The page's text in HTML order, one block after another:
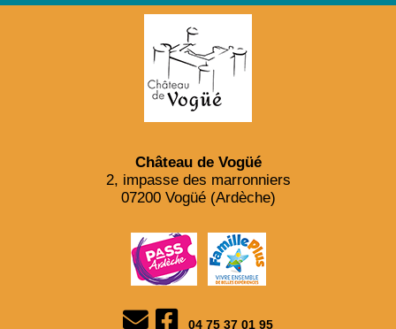
Château de Vogüé
2, impasse des marronniers
07200 Vogüé (Ardèche)
04 75 37 01 95